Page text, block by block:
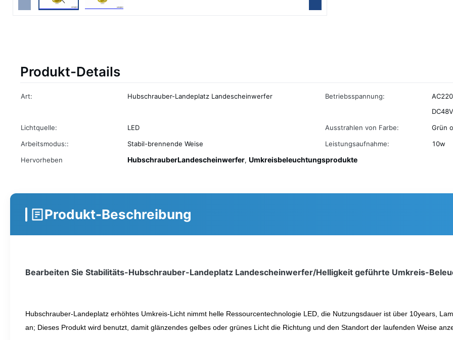
Produkt-Details
Art: Hubschrauber-Landeplatz Landescheinwerfer Betriebsspannung:
Lichtquelle:
LED Ausstrahlen von Farbe:
Grün
Arbeitsmodus::
Stabil-brennende Weise Leistungsaufnahme:
10w
Hervorheben
HubschrauberLandescheinwerfer, Umkreisbeleuchtungsprodukte
Produkt-Beschreibung
Bearbeiten Sie Stabilitäts-Hubschrauber-Landeplatz Landescheinwerfer/Helligkeit geführte Umkreis-
Hubschrauber-Landeplatz erhöhtes Umkreis-Licht nimmt helle Ressourcentechnologie LED, die Nutzungsdauer ist über 10years,
an; Dieses Produkt wird benutzt, damit glänzendes gelbes oder grünes Licht die Richtung und den Standort der laufenden Weise